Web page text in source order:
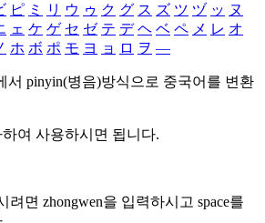
ピ ミ リ ウ ゥ ク グ ス ズ ツ ヅ ッ ヌ
ェ ケ ゲ セ ゼ テ デ ヘ ベ ペ メ レ オ
ホ ボ ポ モ ヨ ョ ロ ヲ ―
서 pinyin(병음)방식으로 중국어를 변환
여 사용하시면 됩니다.
려면 zhongwen을 입력하시고 space를